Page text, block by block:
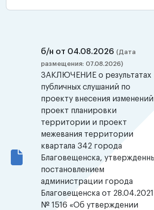
б/н от 04.08.2026 (Дата
размещения: 07.08.2026)
ЗАКЛЮЧЕНИЕ о результатах
публичных слушаний по
проекту внесения изменений
проект планировки
территории и проект
межевания территории
квартала 342 города
Благовещенска,
постановлением
администрации города
Благовещенска от 28.04.2021
№ 1516 «Об утверждении